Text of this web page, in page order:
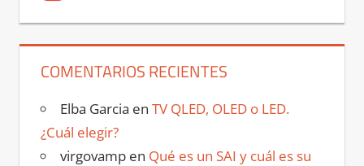
COMENTARIOS RECIENTES
Elba Garcia en TV QLED, OLED o LED.
¿Cuál elegir?
virgovampen Qué es un SAI y cuál es su